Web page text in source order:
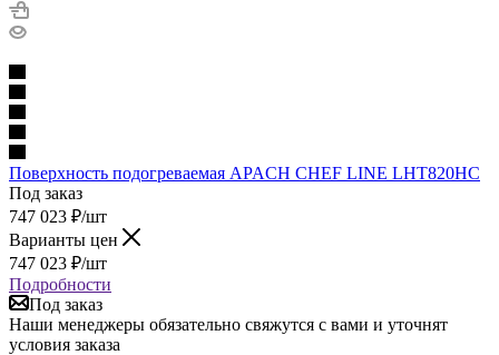
Поверхность подогреваемая APACH CHEF LINE LHT820HC
Под заказ
747 023 ₽/шт
Варианты цен
747 023 ₽/шт
Подробности
Под заказ
Наши менеджеры обязательно свяжутся с вами и уточнят
условия заказа